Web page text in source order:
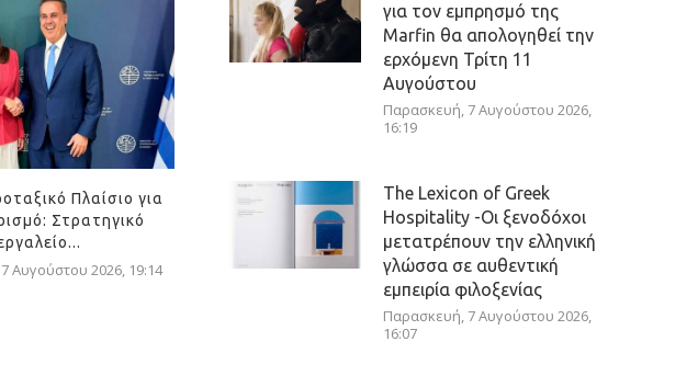
Πλαίσιο για
Στρατηγικό
Αυγούστου 2026, 19:14
για τον εμπρησμό της
Marfin θα απολογηθεί την
ερχόμενη Τρίτη 11
Αυγούστου
Παρασκευή, 7 Αυγούστου 2026,
16:19
The Lexicon of Greek
Hospitality -Οι ξενοδόχοι
μετατρέπουν την ελληνική
γλώσσα σε αυθεντική
εμπειρία φιλοξενίας
Παρασκευή, 7 Αυγούστου 2026,
16:07